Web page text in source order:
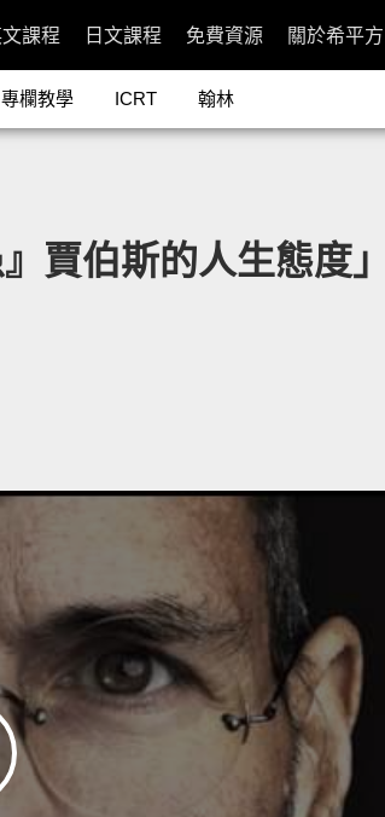
課程 日文課程 免費資源 關於希平方
專欄教學 ICRT 翰林
賈伯斯的人生態